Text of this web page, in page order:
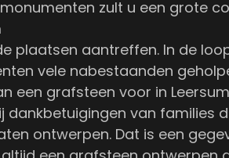
zult u een grote
plaatsen aantreffen. In de
vele nabestaanden
een grafsteen voor in
dankbetuigingen van families
ontwerpen. Dat is een